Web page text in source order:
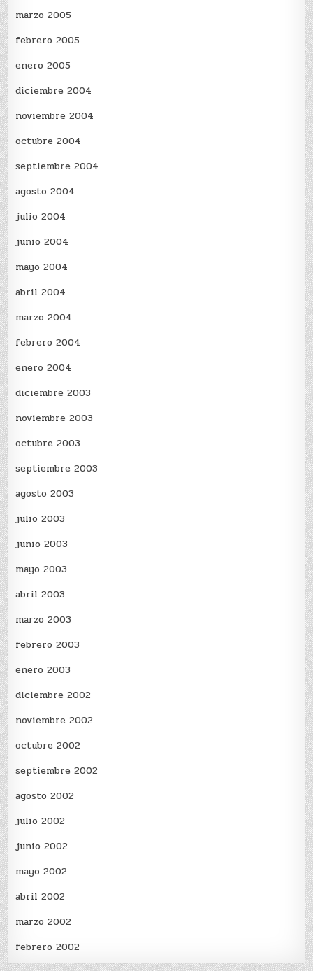
marzo 2005
febrero 2005
enero 2005
diciembre 2004
noviembre 2004
octubre 2004
septiembre 2004
agosto 2004
julio 2004
junio 2004
mayo 2004
abril 2004
marzo 2004
febrero 2004
enero 2004
diciembre 2003
noviembre 2003
octubre 2003
septiembre 2003
agosto 2003
julio 2003
junio 2003
mayo 2003
abril 2003
marzo 2003
febrero 2003
enero 2003
diciembre 2002
noviembre 2002
octubre 2002
septiembre 2002
agosto 2002
julio 2002
junio 2002
mayo 2002
abril 2002
marzo 2002
febrero 2002